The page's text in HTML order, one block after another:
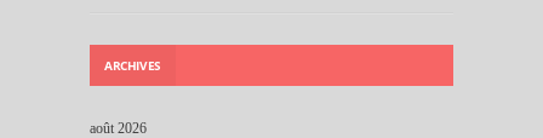
ARCHIVES
août 2026